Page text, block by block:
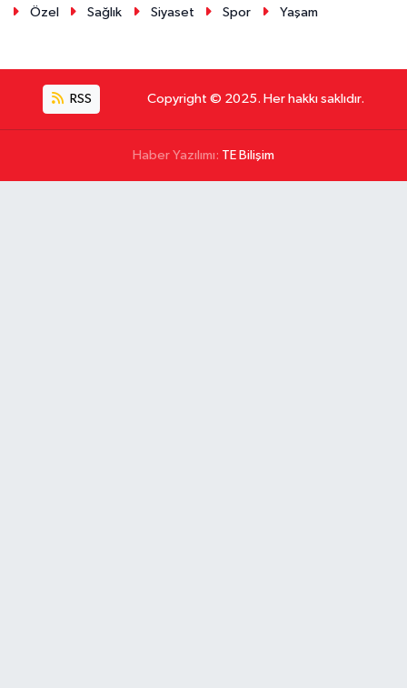
Özel
Sağlık Siyaset Spor Yaşam
RSS Copyright © 2025. Her hakkı saklıdır.
Haber Yazılımı: TE Bilişim